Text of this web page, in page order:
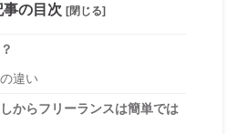
事の目次 [閉じる]
違い
からフリーランスは簡単では